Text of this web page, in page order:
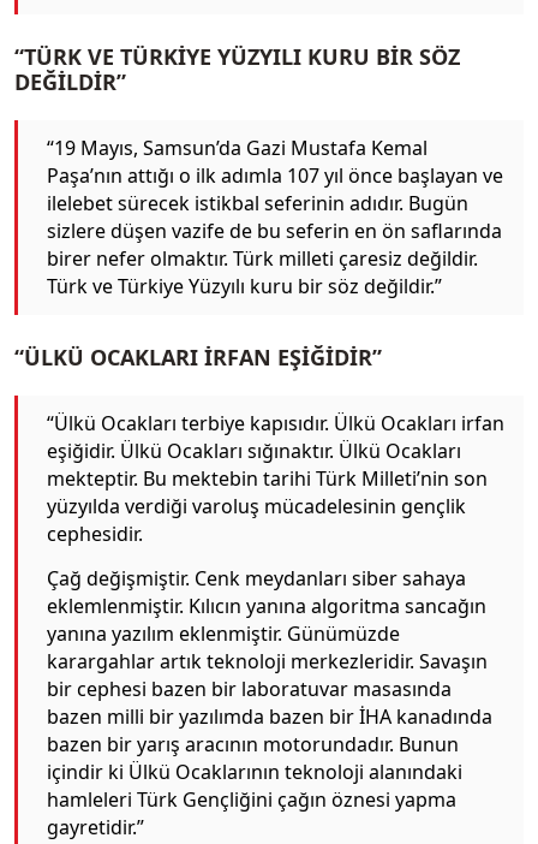
“TÜRK VE TÜRKİYE YÜZYILI KURU BİR SÖZ
DEĞİLDİR”
“19 Mayıs, Samsun’da Gazi Mustafa Kemal
Paşa’nın attığı o ilk adımla 107 yıl önce başlayan ve
ilelebet sürecek istikbal seferinin adıdır. Bugün
sizlere düşen vazife de bu seferin en ön saflarında
birer nefer olmaktır. Türk milleti çaresiz değildir.
Türk ve Türkiye Yüzyılı kuru bir söz değildir.”
“ÜLKÜ OCAKLARI İRFAN EŞİĞİDİR”
“Ülkü Ocakları terbiye kapısıdır. Ülkü Ocakları irfan
eşiğidir. Ülkü Ocakları sığınaktır. Ülkü Ocakları
mekteptir. Bu mektebin tarihi Türk Milleti’nin son
yüzyılda verdiği varoluş mücadelesinin gençlik
cephesidir.
Çağ değişmiştir. Cenk meydanları siber sahaya
eklemlenmiştir. Kılıcın yanına algoritma sancağın
yanına yazılım eklenmiştir. Günümüzde
karargahlar artık teknoloji merkezleridir. Savaşın
bir cephesi bazen bir laboratuvar masasında
bazen milli bir yazılımda bazen bir İHA kanadında
bazen bir yarış aracının motorundadır. Bunun
içindir ki Ülkü Ocaklarının teknoloji alanındaki
hamleleri Türk Gençliğini çağın öznesi yapma
gayretidir.”